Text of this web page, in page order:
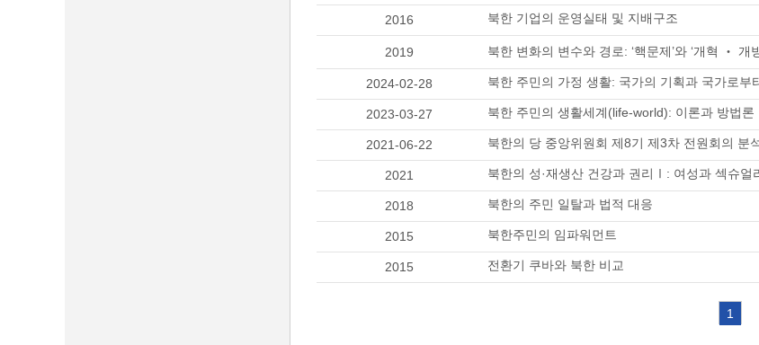
2016 북한 기업의 운영실태 및 지배구조
2019 북한 변화의 변수와 경로: ‘핵문제’와 ‘개혁 ‧ 개
2024-02-28 북한 주민의 가정 생활: 국가의 기획과 국가로부
2023-03-27 북한 주민의 생활세계(life-world): 이론과 방법론
2021-06-22 북한의 당 중앙위원회 제8기 제3차 전원회의 분
2021 북한의 성·재생산 건강과 권리Ⅰ: 여성과 섹슈얼
2018 북한의 주민 일탈과 법적 대응
2015 북한주민의 임파워먼트
2015 전환기 쿠바와 북한 비교
1